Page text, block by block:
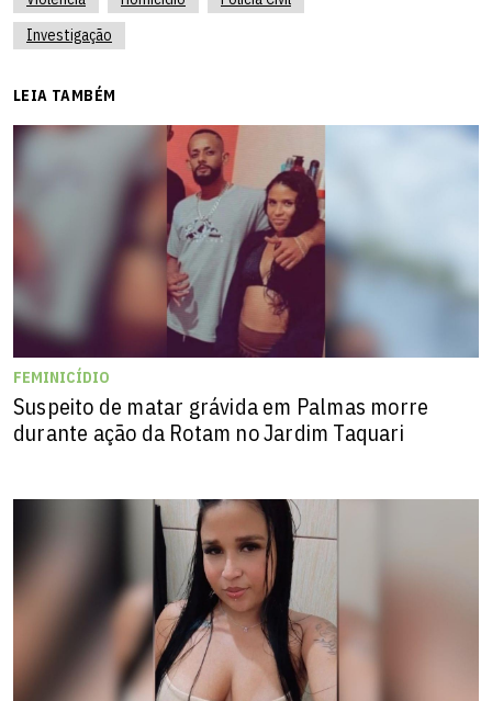
Investigação
LEIA TAMBÉM
FEMINICÍDIO
Suspeito de matar grávida em Palmas morre
durante ação da Rotam no Jardim Taquari